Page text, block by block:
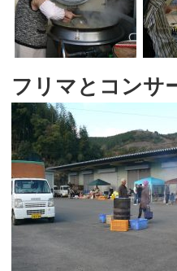
フリマとコンサ